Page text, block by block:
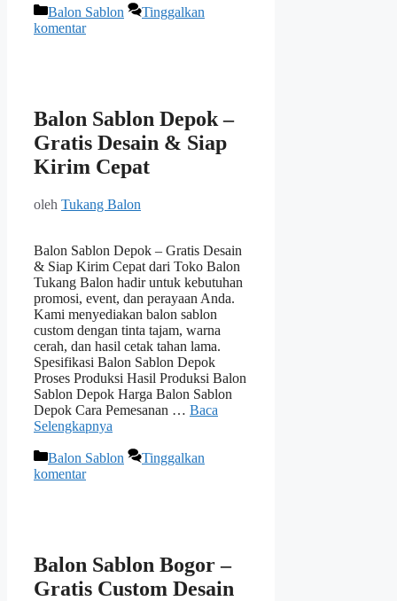
Kategori
Balon Sablon
Tinggalkan
komentar
Balon Sablon Depok –
Gratis Desain & Siap
Kirim Cepat
oleh Tukang Balon
Balon Sablon Depok – Gratis Desain
& Siap Kirim Cepat dari Toko Balon
Tukang Balon hadir untuk kebutuhan
promosi, event, dan perayaan Anda.
Kami menyediakan balon sablon
custom dengan tinta tajam, warna
cerah, dan hasil cetak tahan lama.
Spesifikasi Balon Sablon Depok
Proses Produksi Hasil Produksi Balon
Sablon Depok Harga Balon Sablon
Depok Cara Pemesanan … Baca
Selengkapnya
Kategori
Balon Sablon
Tinggalkan
komentar
Balon Sablon Bogor –
Gratis Custom Desain